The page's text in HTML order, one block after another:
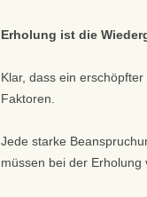
Erholung ist die
Klar, dass ein
Faktoren.
Jede starke
müssen bei der Erholung